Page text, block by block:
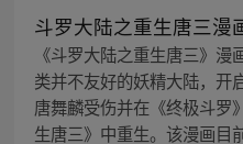
斗罗大陆之重生唐三漫
《斗罗大陆之重生唐三》
类并不友好的妖精大陆，开
唐舞麟受伤并在《终极斗罗
生唐三》中重生。该漫画目